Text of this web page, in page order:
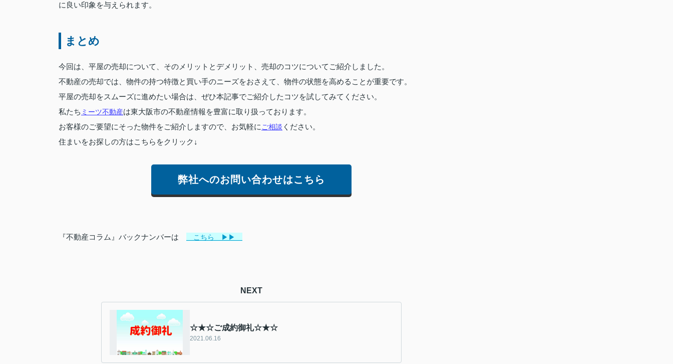
に良い印象を与えられます。
まとめ
今回は、平屋の売却について、そのメリットとデメリット、売却のコツについてご紹介しました。
不動産の売却では、物件の持つ特徴と買い手のニーズをおさえて、物件の状態を高めることが重要です。
平屋の売却をスムーズに進めたい場合は、ぜひ本記事でご紹介したコツを試してみてください。
私たち ミーツ不動産は東大阪市の不動産情報を豊富に取り扱っております。
お客様のご要望にそった物件をご紹介しますので、お気軽に ご相談 ください。
住まいをお探しの方はこちらをクリック↓
弊社へのお問い合わせはこちら
『不動産コラム』バックナンバーは こちら ▶▶
NEXT
☆★☆ご成約御礼☆★☆
2021.06.16